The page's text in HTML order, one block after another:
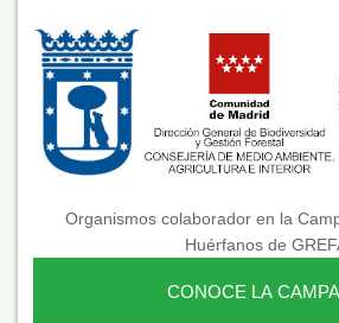
Organismos colaborador en la
Huérfanos de
CONOCE LA